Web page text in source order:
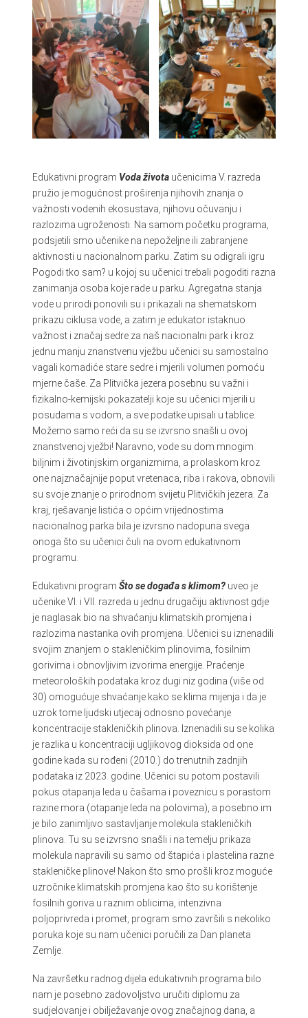
Edukativni program Voda životaučenicima V. razreda
pružio je mogućnost proširenja njihovih znanja o
važnosti vodenih ekosustava, njihovu očuvanju i
razlozima ugroženosti. Na samom početku programa,
podsjetili smo učenike na nepoželjne ili zabranjene
aktivnosti u nacionalnom parku. Zatim su odigrali igru
Pogodi tko sam? u kojoj su učenici trebali pogoditi razna
zanimanja osoba koje rade u parku. Agregatna stanja
vode u prirodi ponovili su i prikazali na shematskom
prikazu ciklusa vode, a zatim je edukator istaknuo
važnost i značaj sedre za naš nacionalni park i kroz
jednu manju znanstvenu vježbu učenici su samostalno
vagali komadiće stare sedre i mjerili volumen pomoću
mjerne čaše. Za Plitvička jezera posebnu su važni i
fizikalno-kemijski pokazatelji koje su učenici mjerili u
posudama s vodom, a sve podatke upisali u tablice.
Možemo samo reći da su se izvrsno snašli u ovoj
znanstvenoj vježbi! Naravno, vode su dom mnogim
biljnim i životinjskim organizmima, a prolaskom kroz
one najznačajnije poput vretenaca, riba i rakova, obnovili
su svoje znanje o prirodnom svijetu Plitvičkih jezera. Za
kraj, rješavanje listića o općim vrijednostima
nacionalnog parka bila je izvrsno nadopuna svega
onoga što su učenici čuli na ovom edukativnom
programu.
Edukativni program Što se događa s klimom?uveo je
učenike VI. i VII. razreda u jednu drugačiju aktivnost gdje
je naglasak bio na shvaćanju klimatskih promjena i
razlozima nastanka ovih promjena. Učenici su iznenadili
svojim znanjem o stakleničkim plinovima, fosilnim
gorivima i obnovljivim izvorima energije. Praćenje
meteoroloških podataka kroz dugi niz godina (više od
30) omogućuje shvaćanje kako se klima mijenja i da je
uzrok tome ljudski utjecaj odnosno povećanje
koncentracije stakleničkih plinova. Iznenadili su se kolika
je razlika u koncentraciji ugljikovog dioksida od one
godine kada su rođeni (2010.) do trenutnih zadnjih
podataka iz 2023. godine. Učenici su potom postavili
pokus otapanja leda u čašama i poveznicu s porastom
razine mora (otapanje leda na polovima), a posebno im
je bilo zanimljivo sastavljanje molekula stakleničkih
plinova. Tu su se izvrsno snašli i na temelju prikaza
molekula napravili su samo od štapića i plastelina razne
stakleničke plinove! Nakon što smo prošli kroz moguće
uzročnike klimatskih promjena kao što su korištenje
fosilnih goriva u raznim oblicima, intenzivna
poljoprivreda i promet, program smo završili s nekoliko
poruka koje su nam učenici poručili za Dan planeta
Zemlje.
Na završetku radnog dijela edukativnih programa bilo
nam je posebno zadovoljstvo uručiti diplomu za
sudjelovanje i obilježavanje ovog značajnog dana, a